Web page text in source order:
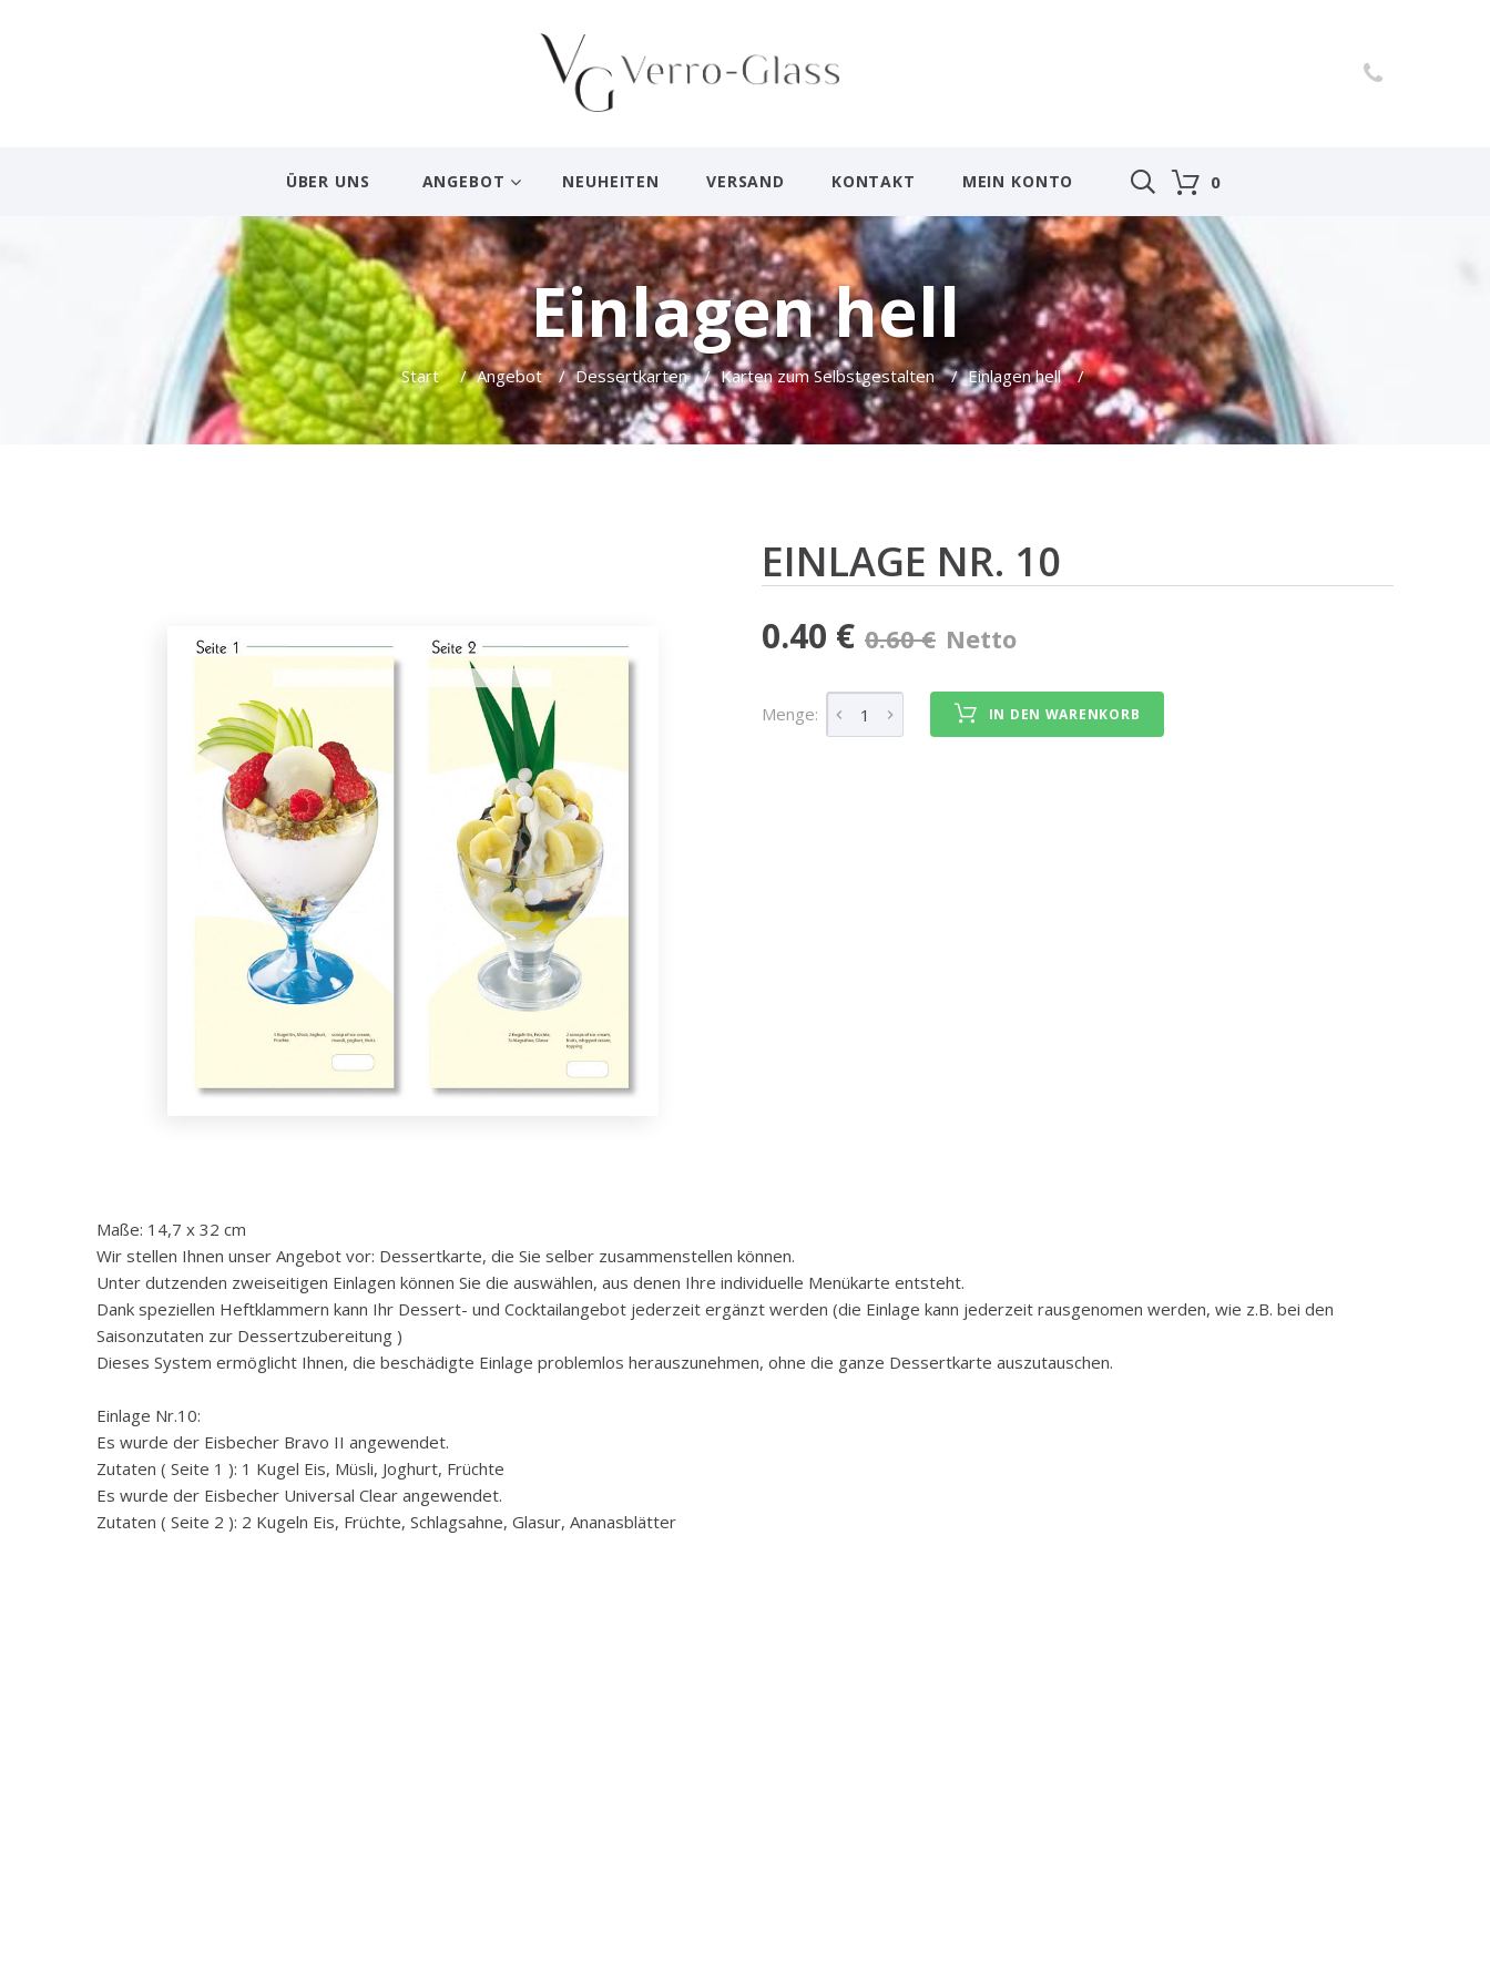
ÜBER UNS ANGEBOT NEUHEITEN VERSAND KONTAKT MEIN KONTO 0
Einlagen hell
Start / Angebot / Dessertkarten / Karten zum Selbstgestalten / Einlagen hell /
EINLAGE NR. 10
0.40 € 0.60 € Netto
Menge: IN DEN WARENKORB
Maße: 14,7 x 32 cm
Wir stellen Ihnen unser Angebot vor: Dessertkarte, die Sie selber zusammenstellen können.
Unter dutzenden zweiseitigen Einlagen können Sie die auswählen, aus denen Ihre individuelle Menükarte entsteht.
Dank speziellen Heftklammern kann Ihr Dessert- und Cocktailangebot jederzeit ergänzt werden (die Einlage kann jederzeit rausgenomen werden, wie z.B. bei den
Saisonzutaten zur Dessertzubereitung )
Dieses System ermöglicht Ihnen, die beschädigte Einlage problemlos herauszunehmen, ohne die ganze Dessertkarte auszutauschen.
Einlage Nr.10:
Es wurde der Eisbecher Bravo II angewendet.
Zutaten ( Seite 1 ): 1 Kugel Eis, Müsli, Joghurt, Früchte
Es wurde der Eisbecher Universal Clear angewendet.
Zutaten ( Seite 2 ): 2 Kugeln Eis, Früchte, Schlagsahne, Glasur, Ananasblätter